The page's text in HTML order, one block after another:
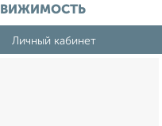
Личный кабинет